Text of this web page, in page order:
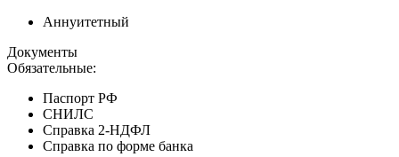
Аннуитетный
Документы
Обязательные:
Паспорт РФ
СНИЛС
Справка 2-НДФЛ
Справка по форме банка